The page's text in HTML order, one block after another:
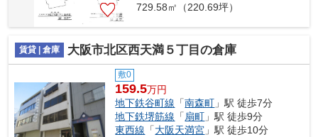
729.58㎡（220.69坪）
賃貸 | 倉庫 大阪市北区西天満５丁目の倉庫
敷0
159.5万円
地下鉄谷町線 「南森町 」駅 徒歩7分
地下鉄堺筋線 「扇町 」駅 徒歩9分
東西線 「大阪天満宮 」駅 徒歩10分